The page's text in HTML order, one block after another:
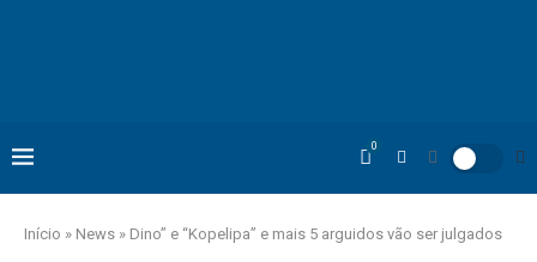
0
Início » News » Dino” e “Kopelipa” e mais 5 arguidos vão ser julgados